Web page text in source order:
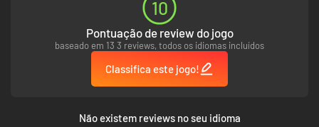
favor e usar tokens de Renascimento para (literalmente) explodir a si
mesmo e seus companheiros de volta à ação!
10
Pontuação de review do jogo
baseado em 13 3 reviews, todos os idiomas incluídos
Classifica este jogo!
Não existem reviews no seu idioma